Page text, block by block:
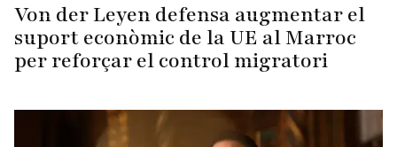
Von der Leyen defensa augmentar el
suport econòmic de la UE al Marroc
per reforçar el control migratori